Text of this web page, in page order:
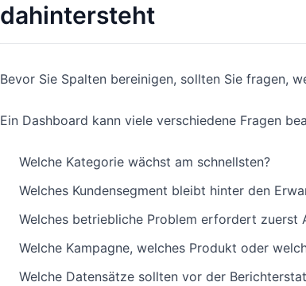
dahintersteht
Bevor Sie Spalten bereinigen, sollten Sie fragen,
Ein Dashboard kann viele verschiedene Fragen
Welche Kategorie wächst am schnellsten?
Welches Kundensegment bleibt hinter den
Welches betriebliche Problem erfordert zuerst
Welche Kampagne, welches Produkt oder
Welche Datensätze sollten vor der